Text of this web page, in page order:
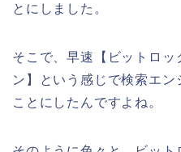
とにしました。
そこで、早速【ビットロ
ン】という感じで検索エ
ことにしたんですよね。